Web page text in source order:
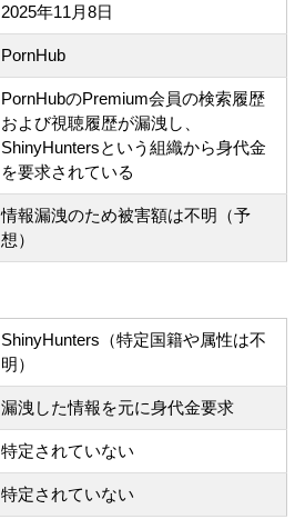
2025年11月8日
PornHub
PornHubのPremium会員の検索履歴
および視聴履歴が漏洩し、
ShinyHuntersという組織から身代金
を要求されている
情報漏洩のため被害額は不明（予
想）
ShinyHunters（特定国籍や属性は不
明）
漏洩した情報を元に身代金要求
特定されていない
特定されていない